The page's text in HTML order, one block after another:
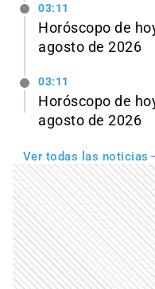
03:11
Horóscopo de
agosto de 2026
03:11
Horóscopo de
agosto de 2026
Ver todas las noticias